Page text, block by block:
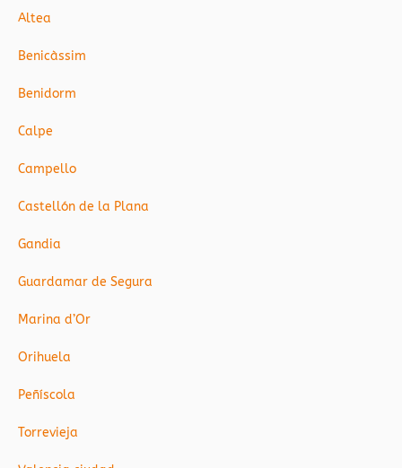
Altea
Benicàssim
Benidorm
Calpe
Campello
Castellón de la Plana
Gandia
Guardamar de Segura
Marina d’Or
Orihuela
Peñíscola
Torrevieja